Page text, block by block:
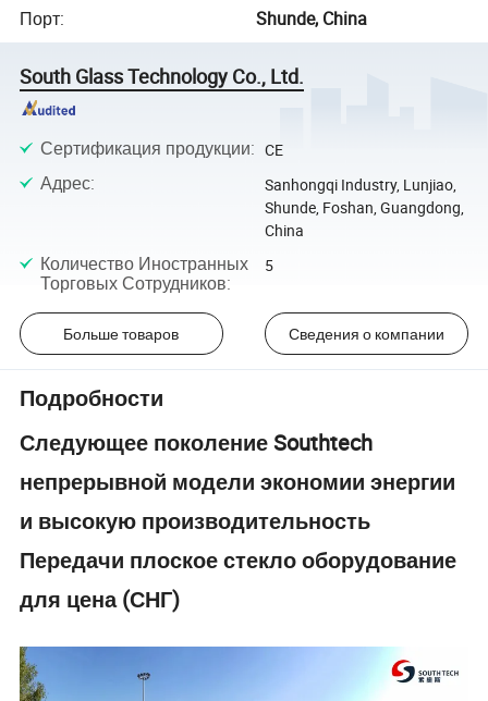
Порт: Shunde, China
South Glass Technology Co., Ltd.
Сертификация продукции: CE
Адрес:
Sanhongqi Industry, Lunjiao,
Shunde, Foshan, Guangdong,
China
Количество Иностранных
Торговых Сотрудников:
5
Больше товаров Сведения о компании
Подробности
Следующее поколение Southtech
непрерывной модели экономии энергии
и высокую производительность
Передачи плоское стекло оборудование
для цена (СНГ)